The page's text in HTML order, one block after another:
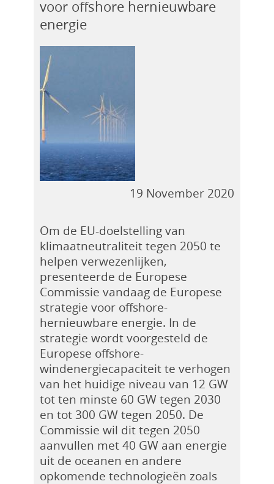
voor offshore hernieuwbare
energie
19 November 2020
Om de EU-doelstelling van
klimaatneutraliteit tegen 2050 te
helpen verwezenlijken,
presenteerde de Europese
Commissie vandaag de Europese
strategie voor offshore-
hernieuwbare energie. In de
strategie wordt voorgesteld de
Europese offshore-
windenergiecapaciteit te verhogen
van het huidige niveau van 12 GW
tot ten minste 60 GW tegen 2030
en tot 300 GW tegen 2050. De
Commissie wil dit tegen 2050
aanvullen met 40 GW aan energie
uit de oceanen en andere
opkomende technologieën zoals